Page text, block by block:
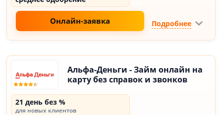
Онлайн-заявка Подробнее
Альфа-Деньги - Займ онлайн на
карту без справок и звонков
21 день без %
для новых клиентов